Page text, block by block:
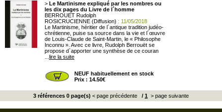
> Le Martinisme expliqué par les nombres ou
les dix pages du Livre de l´homme
BERROUET Rudolph
ROSICRUCIENNE (Diffusion) : 11/05/2018
Le Martinisme, héritier de l´antique tradition judéo-
chrétienne, puise sa source dans la vie et l´œuvre
de Louis-Claude de Saint-Martin, le « Philosophe
Inconnu ». Avec ce livre, Rudolph Berrouët se
propose d´apporter une synthèse de ce couran
lire la suite
NEUF habituellement en stock
Prix : 14.50€
3 références 0 page(s) < page précédente / 1 > page suivante